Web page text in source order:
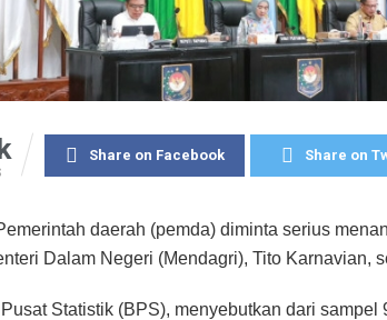
Share on Facebook Share on
daerah (pemda) diminta serius
Dalam Negeri (Mendagri), Tito Karnavian,
Statistik (BPS), menyebutkan dari